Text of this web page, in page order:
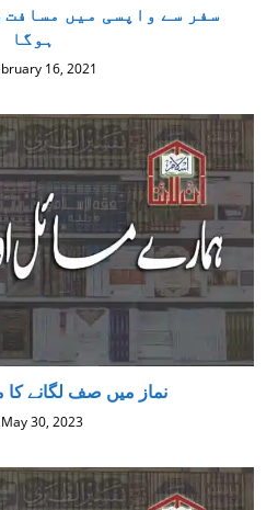
سفر سے واپسی میں مسافت
ہوگا
16, 2021
نماز میں صف لگانے
May 30, 2023